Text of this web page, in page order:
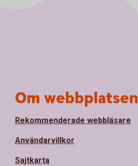
Om webbplatsen
Rekommenderade webbläsare
Användarvillkor
Sajtkarta